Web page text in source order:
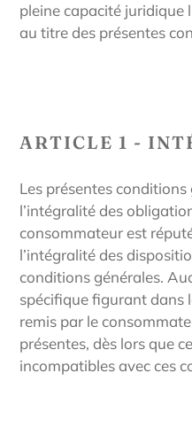
pleine capacité juridique
au titre des présentes
ARTICLE 1 -
Les présentes
l’intégralité des
consommateur est
l’intégralité des
conditions générales.
spécifique figurant dans
remis par le
présentes, dès lors que
incompatibles avec ces